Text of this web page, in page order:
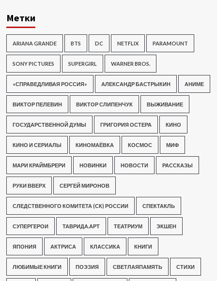
Метки
ARIANA GRANDE BTS DC NETFLIX PARAMOUNT
SONY PICTURES SUPERGIRL WARNER BROS.
«СПРАВЕДЛИВАЯ РОССИЯ» АЛЕКСАНДР БАСТРЫКИН АНИМЕ
ВИКТОР ПЕЛЕВИН ВИКТОР СЛИПЕНЧУК ВЫЖИВАНИЕ
ГОСУДАРСТВЕННОЙ ДУМЫ ГРИГОРИЯ ОСТЕРА КИНО
КИНО И СЕРИАЛЫ КИНОМАЁВКА КОСМОС МИФ
МАРИ КРАЙМБРЕРИ НОВИНКИ НОВОСТИ РАССКАЗЫ
РУКИ ВВЕРХ СЕРГЕЙ МИРОНОВ
СЛЕДСТВЕННОГО КОМИТЕТА (СК) РОССИИ СПЕКТАКЛЬ
СУПЕРГЕРОИ ТАВРИДА.АРТ ТЕАТРИУМ ЭКШЕН
ЯПОНИЯ АКТРИСА КЛАССИКА КНИГИ
ЛЮБИМЫЕ КНИГИ ПОЭЗИЯ СВЕТЛАЯПАМЯТЬ СТИХИ